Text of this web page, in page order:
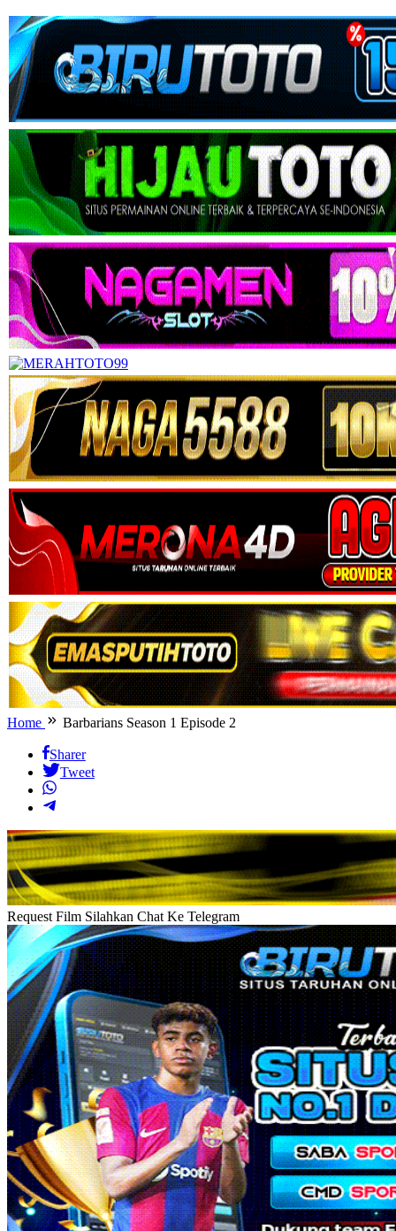
Home Barbarians Season 1 Episode 2
Sharer
Tweet
Request Film Silahkan Chat Ke Telegram